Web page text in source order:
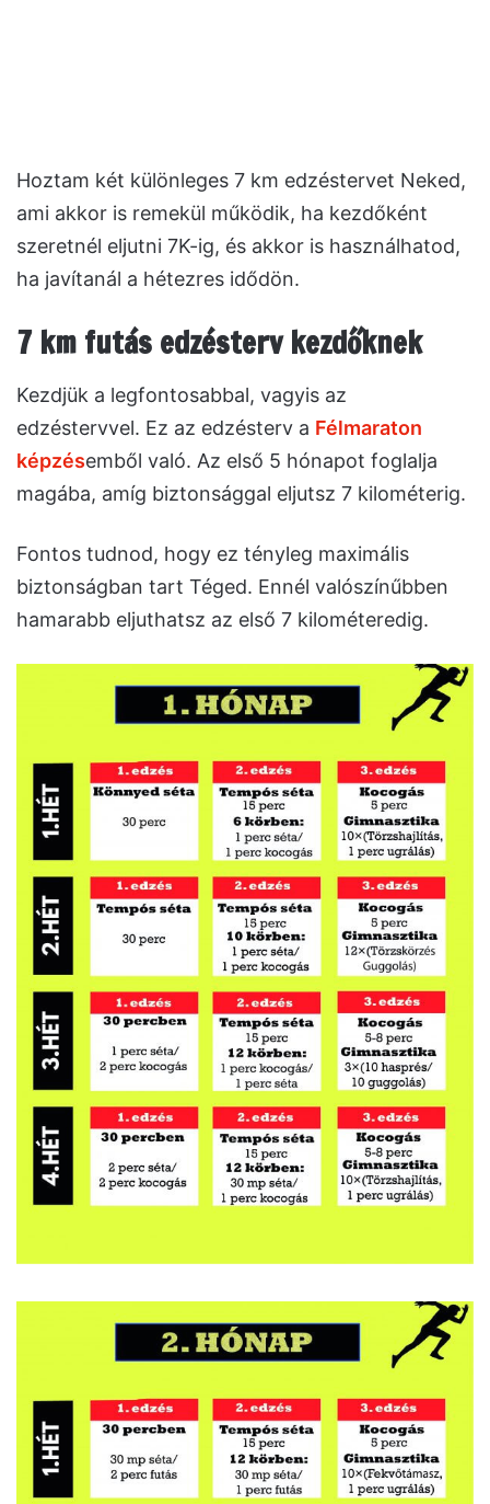
Hoztam két különleges 7 km edzéstervet Neked,
ami akkor is remekül működik, ha kezdőként
szeretnél eljutni 7K-ig, és akkor is használhatod,
ha javítanál a hétezres idődön.
7 km futás edzésterv kezdőknek
Kezdjük a legfontosabbal, vagyis az
edzéstervvel. Ez az edzésterv a Félmaraton
képzésemből való. Az első 5 hónapot foglalja
magába, amíg biztonsággal eljutsz 7 kilométerig.
Fontos tudnod, hogy ez tényleg maximális
biztonságban tart Téged. Ennél valószínűbben
hamarabb eljuthatsz az első 7 kilométeredig.